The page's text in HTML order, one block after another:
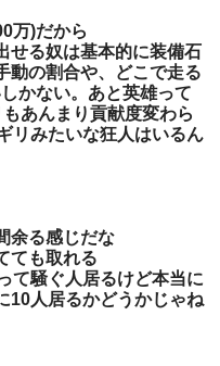
万)だから
せる奴は基本的に装備石
動の割合や、どこで走る
かない。あと英雄って
あんまり貢献度変わら
リみたいな狂人はいるん
余る感じだな
ても取れる
て騒ぐ人居るけど本当に
10人居るかどうかじゃね